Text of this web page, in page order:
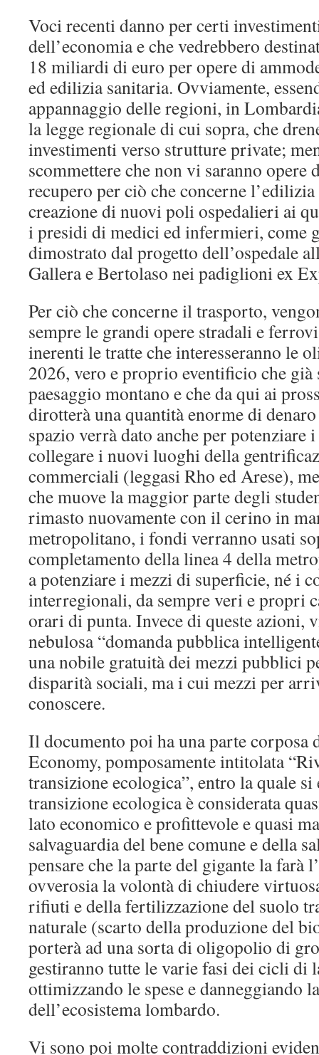
Voci recenti danno per certi
dell’economia e che vedrebbero
18 miliardi di euro per opere di
ed edilizia sanitaria. Ovviamente,
appannaggio delle regioni, in
la legge regionale di cui sopra, che
investimenti verso strutture private;
scommettere che non vi saranno
recupero per ciò che concerne
creazione di nuovi poli ospedalieri ai
i presidi di medici ed infermieri, come
dimostrato dal progetto dell’ospedale
Gallera e Bertolaso nei padiglioni ex
Per ciò che concerne il trasporto,
sempre le grandi opere stradali e
inerenti le tratte che interesseranno le
2026, vero e proprio eventificio che già
paesaggio montano e che da qui ai
dirotterà una quantità enorme di
spazio verrà dato anche per
collegare i nuovi luoghi della
commerciali (leggasi Rho ed Arese),
che muove la maggior parte degli
rimasto nuovamente con il cerino in
metropolitano, i fondi verranno usati
completamento della linea 4 della
a potenziare i mezzi di superficie, né i
interregionali, da sempre veri e propri
orari di punta. Invece di queste azioni,
nebulosa “domanda pubblica
una nobile gratuità dei mezzi pubblici
disparità sociali, ma i cui mezzi per
conoscere.
Il documento poi ha una parte corposa
Economy, pomposamente intitolata
transizione ecologica”, entro la quale si
transizione ecologica è considerata
lato economico e profittevole e quasi
salvaguardia del bene comune e della
pensare che la parte del gigante la farà
ovverosia la volontà di chiudere
rifiuti e della fertilizzazione del suolo
naturale (scarto della produzione del
porterà ad una sorta di oligopolio di
gestiranno tutte le varie fasi dei cicli di
ottimizzando le spese e danneggiando
dell’ecosistema lombardo.
Vi sono poi molte contraddizioni